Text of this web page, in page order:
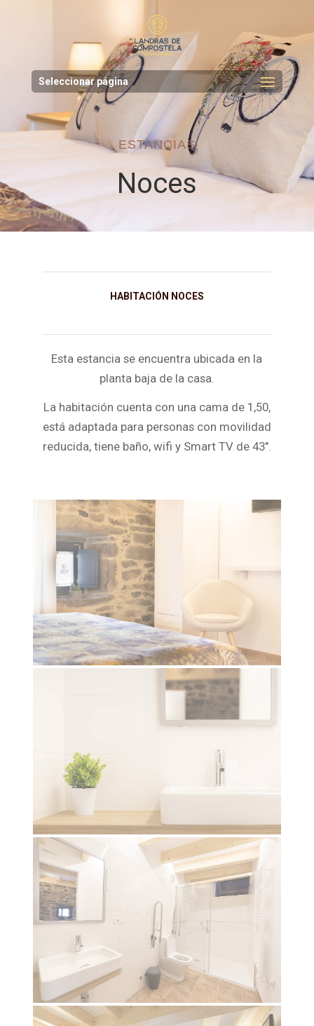
Seleccionar página
ESTANCIAS
Noces
HABITACIÓN NOCES
Esta estancia se encuentra ubicada en la
planta baja de la casa.
La habitación cuenta con una cama de 1,50,
está adaptada para personas con movilidad
reducida, tiene baño, wifi y Smart TV de 43″.